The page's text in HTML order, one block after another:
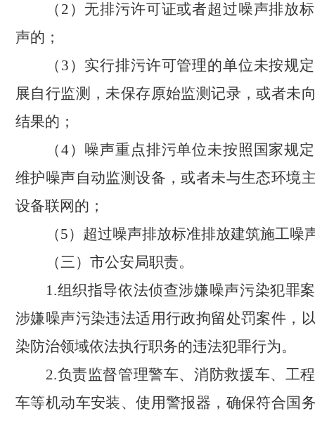
（ 2）无排污许可证或者超过噪声排放
声的；
（ 3）实行排污许可管理的单位未按规
展自行监测，未保存原始监测记录，或者未
结果的；
（4）噪声重点排污单位未按照国家规
维护噪声自动监测设备，或者未与生态环境
设备联网的；
（5）超过噪声排放标准排放建筑施工噪
（三）市公安局职责。
1.组织指导依法侦查涉嫌噪声污染犯罪
涉嫌噪声污染违法适用行政拘留处罚案件，
染防治领域依法执行职务的违法犯罪行为。
2.负责监督管理警车、消防救援车、工
车等机动车安装、使用警报器，确保符合国